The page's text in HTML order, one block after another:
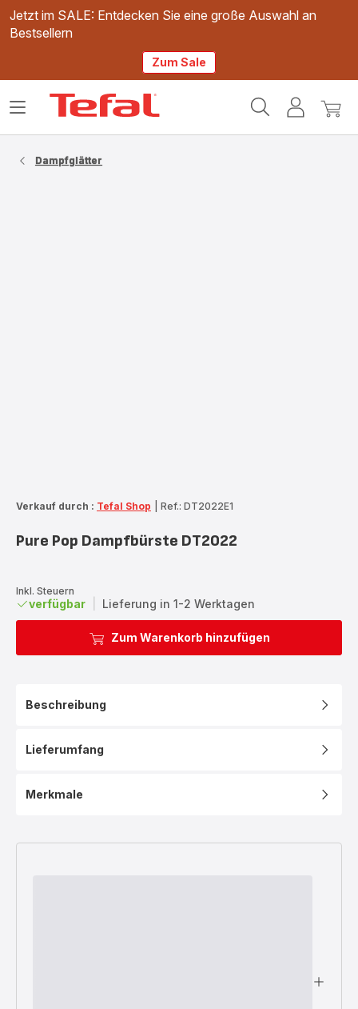
Jetzt im SALE: Entdecken Sie eine große Auswahl an
Bestsellern
Zum Sale
Mein
Mein
Das
Dampfglätter
Verkauf durch : Tefal Shop Ref.: DT2022E1
Pure Pop Dampfbürste DT2022
Inkl. Steuern
verfügbar Lieferung in 1-2 Werktagen
Zum Warenkorb hinzufügen
Beschreibung
Lieferumfang
Merkmale